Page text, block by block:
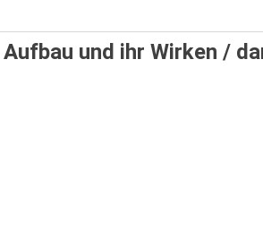
und ihr Wirken /